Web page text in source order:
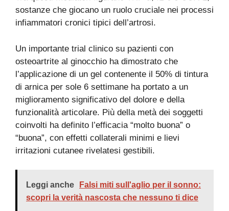
sostanze che giocano un ruolo cruciale nei processi
infiammatori cronici tipici dell’artrosi.
Un importante trial clinico su pazienti con
osteoartrite al ginocchio ha dimostrato che
l’applicazione di un gel contenente il 50% di tintura
di arnica per sole 6 settimane ha portato a un
miglioramento significativo del dolore e della
funzionalità articolare. Più della metà dei soggetti
coinvolti ha definito l’efficacia “molto buona” o
“buona”, con effetti collaterali minimi e lievi
irritazioni cutanee rivelatesi gestibili.
Leggi anche
Falsi miti sull'aglio per il sonno:
scopri la verità nascosta che nessuno ti dice